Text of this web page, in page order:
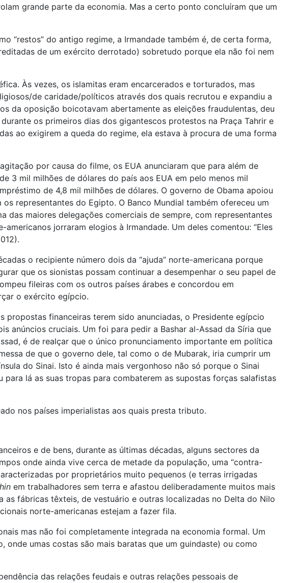
grande parte da economia. Mas a certo ponto concluíram que um
“restos” do antigo regime, a Irmandade também é, de certa forma,
de um exército derrotado) sobretudo porque ela não foi nem
Às vezes, os islamitas eram encarcerados e torturados, mas
de caridade/políticos através dos quais recrutou e expandiu a
da oposição boicotavam abertamente as eleições fraudulentas, deu
os primeiros dias dos gigantescos protestos na Praça Tahrir e
ao exigirem a queda do regime, ela estava à procura de uma forma
por causa do filme, os EUA anunciaram que para além de
3 mil milhões de dólares do país aos EUA em pelo menos mil
de 4,8 mil milhões de dólares. O governo de Obama apoiou
representantes do Egipto. O Banco Mundial também ofereceu um
maiores delegações comerciais de sempre, com representantes
jorraram elogios à Irmandade. Um deles comentou: “Eles
o recipiente número dois da “ajuda” norte-americana porque
que os sionistas possam continuar a desempenhar o seu papel de
fileiras com os outros países árabes e concordou em
o exército egípcio.
financeiras terem sido anunciadas, o Presidente egípcio
anúncios cruciais. Um foi para pedir a Bashar al-Assad da Síria que
é de realçar que o único pronunciamento importante em política
de que o governo dele, tal como o de Mubarak, iria cumprir um
do Sinai. Isto é ainda mais vergonhoso não só porque o Sinai
lá as suas tropas para combaterem as supostas forças salafistas
nos países imperialistas aos quais presta tributo.
e de bens, durante as últimas décadas, alguns sectores da
onde ainda vive cerca de metade da população, uma “contra-
por proprietários muito pequenos (e terras irrigadas
em trabalhadores sem terra e afastou deliberadamente muitos mais
fábricas têxteis, de vestuário e outras localizadas no Delta do Nilo
norte-americanas estejam a fazer fila.
mas não foi completamente integrada na economia formal. Um
umas costas são mais baratas que um guindaste) ou como
das relações feudais e outras relações pessoais de